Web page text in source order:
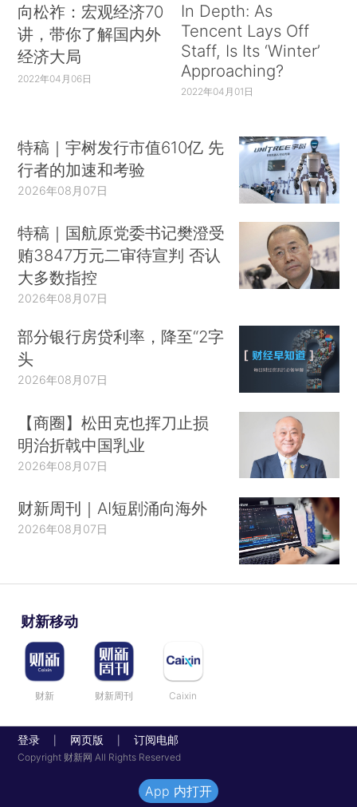
向松祚：宏观经济70
讲，带你了解国内外
经济大局
2022年04月06日
In Depth: As
Tencent Lays Off
Staff, Is Its ‘Winter’
Approaching?
2022年04月01日
特稿｜宇树发行市值610亿 先
行者的加速和考验
2026年08月07日
特稿｜国航原党委书记樊澄受
贿3847万元二审待宣判 否认
大多数指控
2026年08月07日
部分银行房贷利率，降至“2字
头
2026年08月07日
【商圈】松田克也挥刀止损
明治折戟中国乳业
2026年08月07日
财新周刊｜AI短剧涌向海外
2026年08月07日
财新移动
财新 财新周刊 Caixin
登录 网页版 订阅电邮
Copyright 财新网 All Rights Reserved
App 内打开